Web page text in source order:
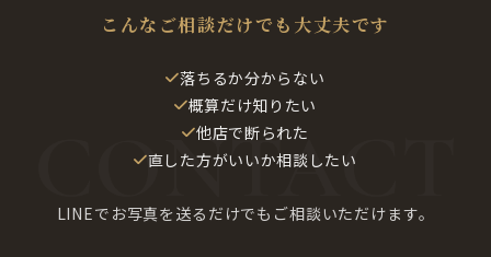
こんなご相談だけでも大丈夫です
落ちるか分からない
概算だけ知りたい
他店で断られた
直した方がいいか相談したい
LINEでお写真を送るだけでもご相談いただけます。